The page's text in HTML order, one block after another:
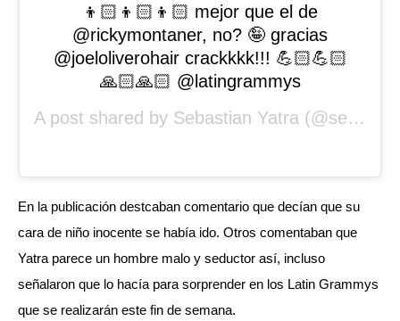
👦🏻👦🏻👦🏻 mejor que el de
@rickymontaner, no? 🤪 gracias
@joeloliverohair crackkkk!!! 💪🏻💪🏻
🙏🏻🙏🏻 @latingrammys
A post shared by Sebastian Yatra (@sebastianyatra) on
En la publicación destcaban comentario que decían que su
cara de niño inocente se había ido. Otros comentaban que
Yatra parece un hombre malo y seductor así, incluso
señalaron que lo hacía para sorprender en los Latin Grammys
que se realizarán este fin de semana.